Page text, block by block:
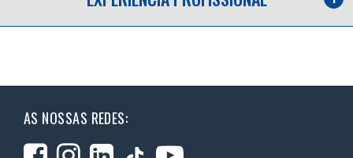
AS NOSSAS REDES: